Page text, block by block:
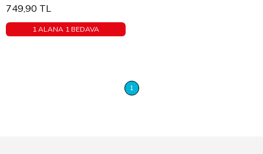
749,90 TL
1 ALANA 1 BEDAVA
1